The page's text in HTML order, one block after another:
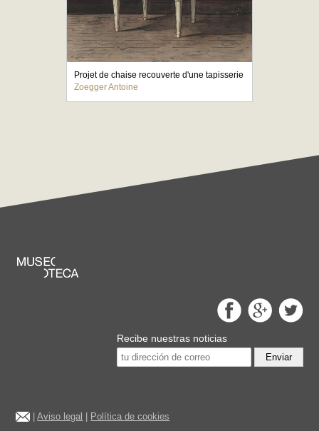
Projet de chaise recouverte d'une tapisserie
Zoegger Antoine
Recibe nuestras noticias
Enviar
|Aviso legal Política de cookies